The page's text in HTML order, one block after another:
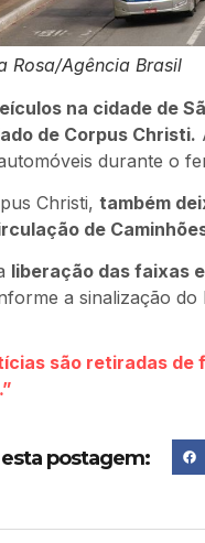
Rosa/Agência Brasil
na cidade de
de Corpus Christi.
durante o
Christi, também
de
liberação das faixas
a sinalização do
são retiradas de
postagem: